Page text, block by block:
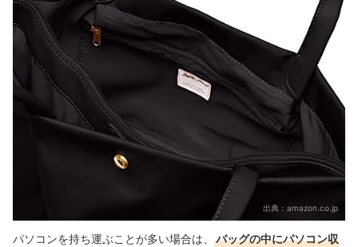
出典： amazon.co.jp
パソコンを持ち運ぶことが多い場合は、
バッグの中にパソコン収